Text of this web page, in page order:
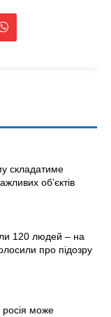
складатиме
об’єктів
120 людей – на
про підозру
може